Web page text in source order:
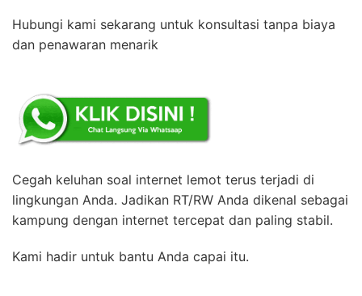
Hubungi kami sekarang untuk konsultasi tanpa biaya
dan penawaran menarik
Cegah keluhan soal internet lemot terus terjadi di
lingkungan Anda. Jadikan RT/RW Anda dikenal sebagai
kampung dengan internet tercepat dan paling stabil.
Kami hadir untuk bantu Anda capai itu.